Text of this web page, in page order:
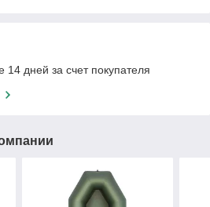
14 дней за счет покупателя